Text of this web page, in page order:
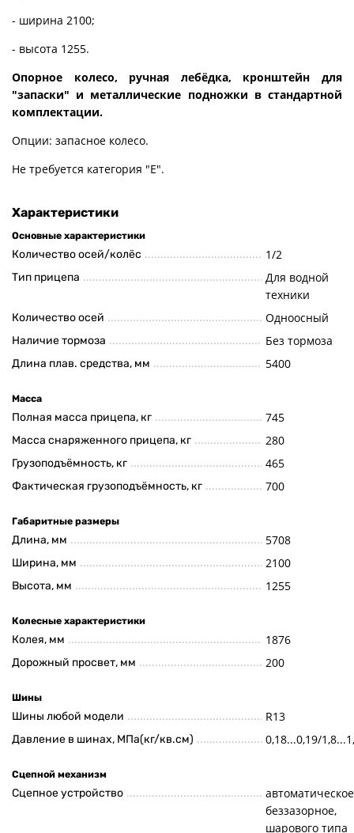
- ширина 2100;
- высота 1255.
Опорное колесо, ручная лебёдка, кронштейн для
"запаски" и металлические подножки в стандартной
комплектации.
Опции: запасное колесо.
Не требуется категория "Е".
Характеристики
Основные характеристики
Количество осей/колёс 1/2
Тип прицепа
Для водной
техники
Количество осей Одноосный
Наличие тормоза Без тормоза
Длина плав. средства, мм 5400
Масса
Полная масса прицепа, кг 745
Масса снаряженного прицепа, кг 280
Грузоподъёмность, кг 465
Фактическая грузоподъёмность, кг 700
Габаритные размеры
Длина, мм 5708
Ширина, мм 2100
Высота, мм 1255
Колесные характеристики
Колея, мм 1876
Дорожный просвет, мм 200
Шины
Шины любой модели R13
Давление в шинах, МПа(кг/кв.см) 0,18...0,19/
Сцепной механизм
Сцепное устройство
беззазорное,
шарового типа